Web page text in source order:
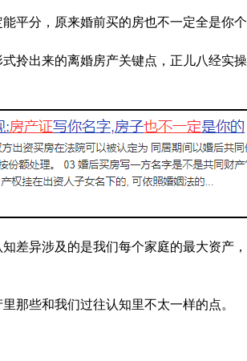
平分，原来婚前买的房也不一定全是你个
拎出来的离婚房产关键点，正儿八经实
差异涉及的是我们每个家庭的最大资产
那些和我们过往认知里不太一样的点。